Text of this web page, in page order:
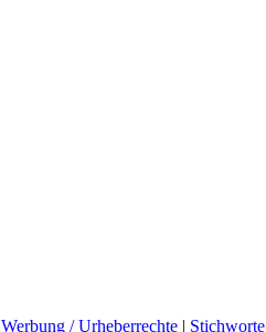
Werbung / Urheberrechte | Stichworte